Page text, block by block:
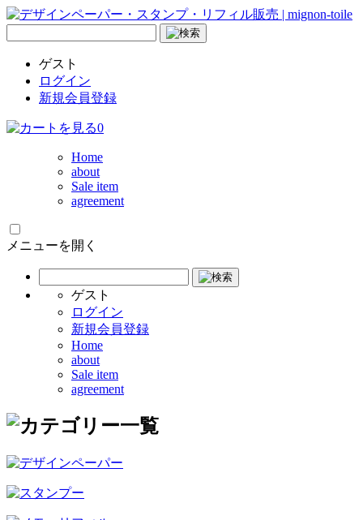
ゲスト
ログイン
新規会員登録
0
Home
about
Sale item
agreement
メニューを開く
ゲスト
ログイン
新規会員登録
Home
about
Sale item
agreement